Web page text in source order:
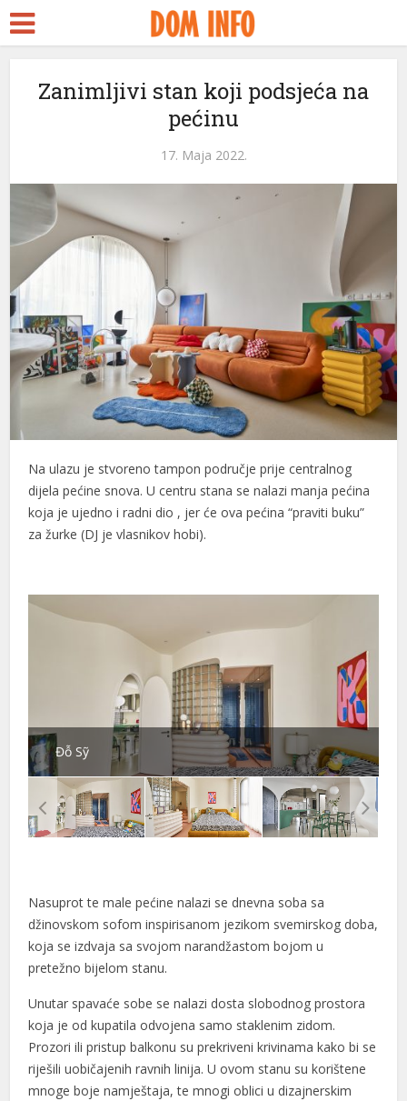
Zanimljivi stan koji podsjeća na
pećinu
17. Maja 2022.
Na ulazu je stvoreno tampon područje prije centralnog
dijela pećine snova. U centru stana se nalazi manja pećina
koja je ujedno i radni dio , jer će ova pećina “praviti buku”
za žurke (DJ je vlasnikov hobi).
Đỗ Sỹ
Nasuprot te male pećine nalazi se dnevna soba sa
džinovskom sofom inspirisanom jezikom svemirskog doba,
koja se izdvaja sa svojom narandžastom bojom u
pretežno bijelom stanu.
Unutar spavaće sobe se nalazi dosta slobodnog prostora
koja je od kupatila odvojena samo staklenim zidom.
Prozori ili pristup balkonu su prekriveni krivinama kako bi se
riješili uobičajenih ravnih linija. U ovom stanu su korištene
mnoge boje namještaja, te mnogi oblici u dizajnerskim